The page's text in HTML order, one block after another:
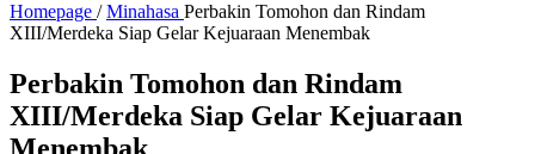
Homepage / Minahasa Perbakin Tomohon dan Rindam
XIII/Merdeka Siap Gelar Kejuaraan Menembak
Perbakin Tomohon dan Rindam
XIII/Merdeka Siap Gelar Kejuaraan